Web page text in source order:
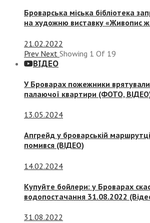
Броварська міська бібліотека
на художню виставку «Живопис
21.02.2022
Prev Next Showing 1 Of 19
ВІДЕО
У Броварах пожежники врятували
палаючої квартири (ФОТО,
13.05.2024
Апгрейд у броварській
помився (ВІДЕО)
14.02.2024
Купуйте бойлери: у Броварах
водопостачання 31.08.2022
31.08.2022